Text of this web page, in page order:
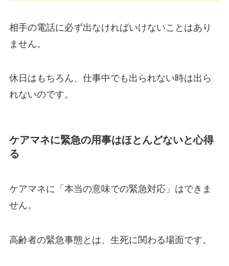
相手の電話に必ず出なければいけないことはあり
ません。
休日はもちろん、仕事中でも出られない時は出ら
れないのです。
ケアマネに緊急の用事はほとんどないと心得
る
ケアマネに「本当の意味での緊急対応」はできま
せん。
高齢者の緊急事態とは、生死に関わる場面です。